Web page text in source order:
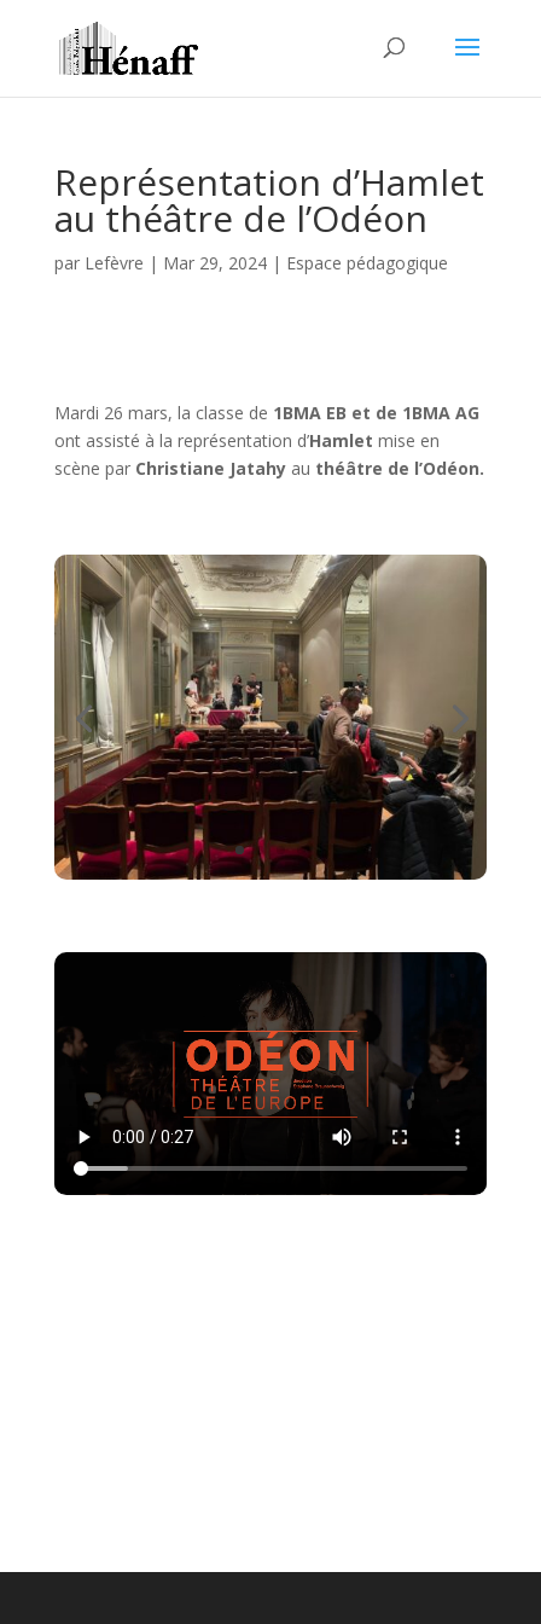
Représentation d’Hamlet
au théâtre de l’Odéon
par Lefèvre | Mar 29, 2024| Espace pédagogique
Mardi 26 mars, la classe de 1BMA EB et de 1BMA AG
ont assisté à la représentation d’Hamlet mise en
scène par Christiane Jatahyau théâtre de l’Odéon.